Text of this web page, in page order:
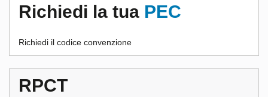
Richiedi la tua PEC
Richiedi il codice convenzione
RPCT